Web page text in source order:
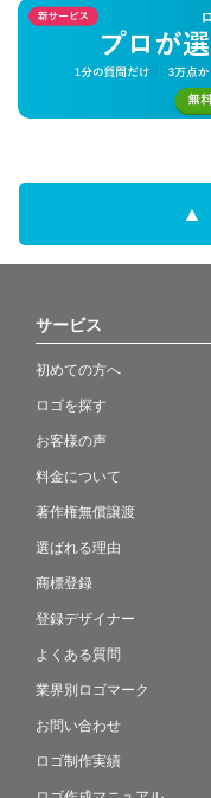
サービス
初めての方へ
ロゴを探す
お客様の声
料金について
著作権無償譲渡
選ばれる理由
商標登録
登録デザイナー
よくある質問
業界別ロゴマーク
お問い合わせ
ロゴ制作実績